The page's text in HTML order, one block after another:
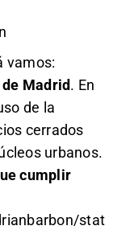
vamos:
Madrid. En
de la
cerrados
urbanos.
cumplir
stat